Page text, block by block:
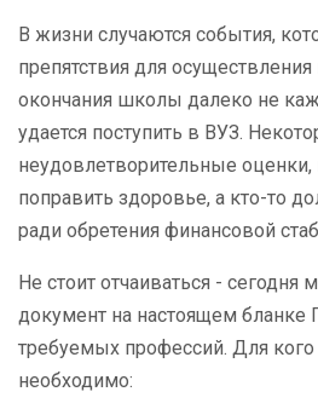
В жизни случаются события,
препятствия для
окончания школы далеко не
удается поступить в ВУЗ.
неудовлетворительные
поправить здоровье, а кто-то
ради обретения финансовой
Не стоит отчаиваться - сегодня
документ на настоящем бланке
требуемых профессий. Для
необходимо: